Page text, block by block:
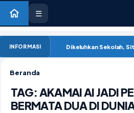
☰
INFORMASI
Beranda
TAG:AKAMAI AI JADI
BERMATA DUA DI